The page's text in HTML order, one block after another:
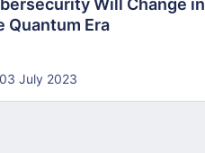
Will Change in
Quantum Era
03 July 2023